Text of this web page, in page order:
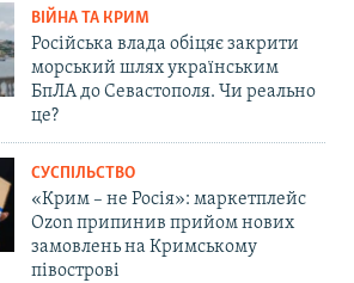
ВІЙНА ТА КРИМ
Російська влада обіцяє закрити
морський шлях українським
БпЛА до Севастополя. Чи реально
це?
СУСПІЛЬСТВО
«Крим – не Росія»: маркетплейс
Ozon припинив прийом нових
замовлень на Кримському
півострові